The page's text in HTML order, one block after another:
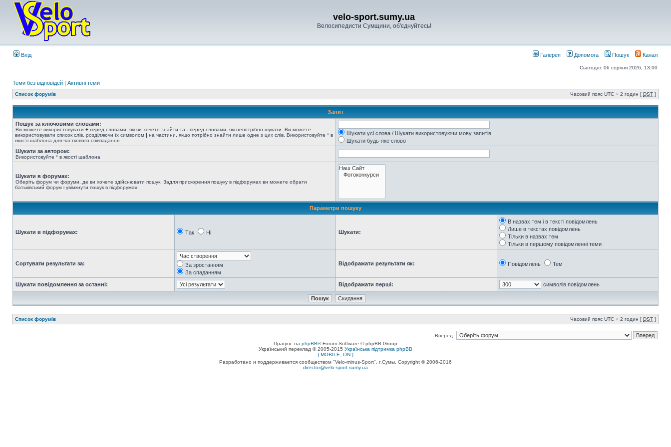
velo-sport.sumy.ua
Велосипедисти Сумщини, об'єднуйтесь!
Вхід Галерея Допомога Пошук Канал
Сьогодні: 06 серпня 2026, 13:00
Теми без відповідей | Активні теми
Список форумів Часовий пояс UTC + 2 годин [ DST ]
Запит
Пошук за ключовими словами:
Ви можете використовувати + перед словами, які ви хочете знайти та - перед словами, які непотрібно шукати. Ви можете
використовувати список слів, розділяючи їх символом | на частини, якщо потрібно знайти лише одне з цих слів. Використовуйте * в
якості шаблона для часткового співпадання.
Шукати усі слова / Шукати використовуючи мову запитів
Шукати будь-яке слово
Шукати за автором:
Використовуйте * в якості шаблона
Шукати в форумах:
Оберіть форум чи форуми, де ви хочете здійснювати пошук. Задля прискорення пошуку в підфорумах ви можете обрати
батьківський форум і увімкнути пошук в підфорумах.
Параметри пошуку
Шукати в підфорумах: Так Ні Шукати:
В назвах тем і в тексті повідомлень
Лише в текстах повідомлень
Тільки в назвах тем
Тільки в першому повідомленні теми
Сортувати результати за:
За зростанням
За спаданням
Відображати результати як: Повідомлень Тем
Шукати повідомлення за останні: Відображати перші: символів повідомлень
Список форумів Часовий пояс UTC + 2 годин [ DST ]
Вперед:
Працює на phpBB® Forum Software © phpBB Group
Український переклад © 2005-2015 Українська підтримка phpBB
{ MOBILE_ON }
Разработано и поддерживается сообществом "Velo-minus-Sport", г.Сумы, Copyright © 2006-2016
director@velo-sport.sumy.ua